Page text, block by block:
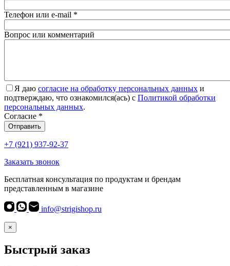
Телефон или e-mail *
Вопрос или комментарий
Я даю согласие на обработку персональных данных и
подтверждаю, что ознакомился(ась) с Политикой обработки
персональных данных.
Согласие *
Отправить
+7 (921) 937-92-37
Заказать звонок
Бесплатная консультация по продуктам и брендам
представленным в магазине
info@strigishop.ru
×
Быстрый заказ